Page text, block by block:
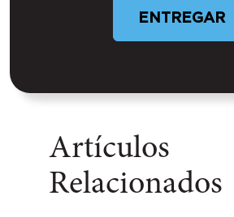
ENTREGAR
Artículos
Relacionados